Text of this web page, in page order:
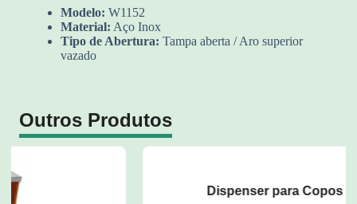
Modelo: W1152
Material: Aço Inox
Tipo de Abertura: Tampa aberta / Aro superior
vazado
Outros Produtos